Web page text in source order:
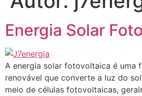
Energia Solar
A energia solar fotovoltaica é uma
renovável que converte a luz do
meio de células fotovoltaicas,